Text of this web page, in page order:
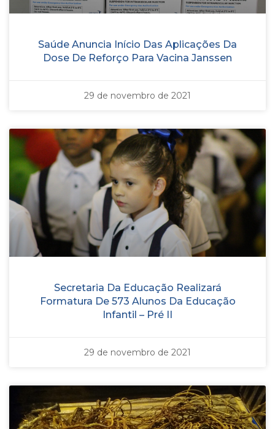
Saúde Anuncia Início Das Aplicações Da
Dose De Reforço Para Vacina Janssen
29 de novembro de 2021
Secretaria Da Educação Realizará
Formatura De 573 Alunos Da Educação
Infantil – Pré II
29 de novembro de 2021